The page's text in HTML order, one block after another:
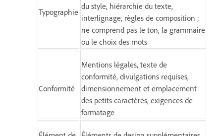
Typographie
du style, hiérarchie du texte,
interlignage, règles de composition ;
ne comprend pas le ton, la grammaire
ou le choix des mots
Conformité
Mentions légales, texte de
conformité, divulgations requises,
dimensionnement et emplacement
des petits caractères, exigences de
formatage